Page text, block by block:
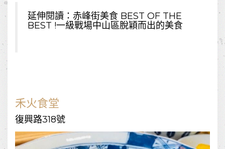
延伸閱讀： 赤峰街美食 BEST OF THE
BEST !一級戰場中山區脫穎而出的美食
禾火食堂
復興路318號